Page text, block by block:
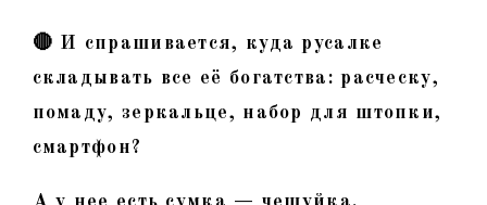
🔴 И спрашивается, куда русалке
складывать все её богатства: расческу,
помаду, зеркальце, набор для штопки,
смартфон?